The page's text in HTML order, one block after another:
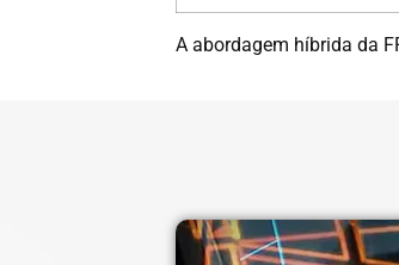
A abordagem híbrida da